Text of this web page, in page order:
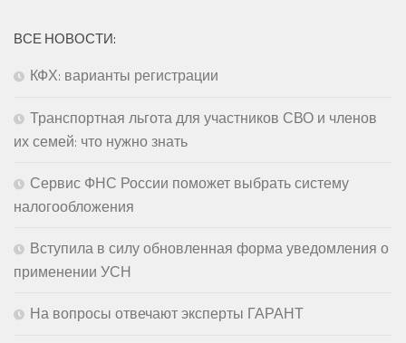
ВСЕ НОВОСТИ:
КФХ: варианты регистрации
Транспортная льгота для участников СВО и членов
их семей: что нужно знать
Сервис ФНС России поможет выбрать систему
налогообложения
Вступила в силу обновленная форма уведомления о
применении УСН
На вопросы отвечают эксперты ГАРАНТ